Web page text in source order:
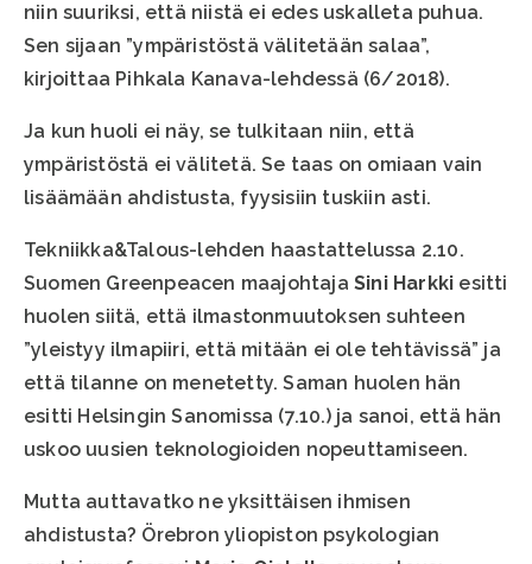
niin suuriksi, että niistä ei edes uskalleta puhua.
Sen sijaan ”ympäristöstä välitetään salaa”,
kirjoittaa Pihkala Kanava-lehdessä (6/2018).
Ja kun huoli ei näy, se tulkitaan niin, että
ympäristöstä ei välitetä. Se taas on omiaan vain
lisäämään ahdistusta, fyysisiin tuskiin asti.
Tekniikka&Talous-lehden haastattelussa 2.10.
Suomen Greenpeacen maajohtaja Sini Harkki esitti
huolen siitä, että ilmastonmuutoksen suhteen
”yleistyy ilmapiiri, että mitään ei ole tehtävissä” ja
että tilanne on menetetty. Saman huolen hän
esitti Helsingin Sanomissa (7.10.) ja sanoi, että hän
uskoo uusien teknologioiden nopeuttamiseen.
Mutta auttavatko ne yksittäisen ihmisen
ahdistusta? Örebron yliopiston psykologian